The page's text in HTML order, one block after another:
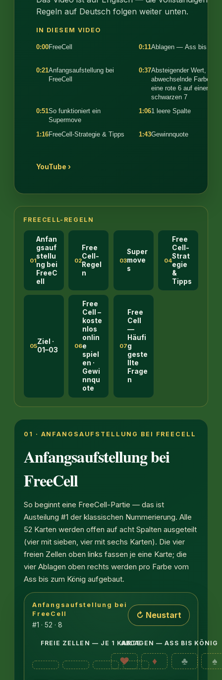
Regeln auf Deutsch folgen weiter unten.
IN DIESEM VIDEO
0:00FreeCell 0:11Ablagen — Ass bis
0:21Anfangsaufstellung bei
FreeCell
0:37Absteigender Wert,
abwechselnde Farben —
eine rote 6 auf einer
schwarzen 7
0:51So funktioniert ein
Supermove
1:061 leere Spalte
1:16FreeCell-Strategie & Tipps 1:43Gewinnquote
YouTube ›
FREECELL-REGELN
01
Anfan
gsauf
stellu
ng bei
FreeC
ell
02
Free
Cell-
Regel
n
03
Super
move
s
04
Free
Cell-
Strat
egie
&
Tipps
05
Ziel ·
01–03
06
Free
Cell –
koste
nlos
onlin
e
spiel
en ·
Gewi
nnqu
ote
07
Free
Cell
—
Häufi
g
geste
llte
Frage
n
01 · ANFANGSAUFSTELLUNG BEI FREECELL
Anfangsaufstellung bei
FreeCell
So beginnt eine FreeCell-Partie — das ist
Austeilung #1 der klassischen Nummerierung. Alle
52 Karten werden offen auf acht Spalten ausgeteilt
(vier mit sieben, vier mit sechs Karten). Die vier
freien Zellen oben links fassen je eine Karte; die
vier Ablagen oben rechts werden pro Farbe vom
Ass bis zum König aufgebaut.
Acht Tableau-Spalten mit offenen Karten: Die
Anfangsaufstellung bei
FreeCell
#1 · 52 · 8
↻ Neustart
FREIE ZELLEN — JE 1 KARTEABLAGEN — ASS BIS KÖNIG
♥ ♦ ♣ ♠